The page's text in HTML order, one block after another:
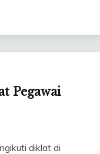
Pegawai
diklat di